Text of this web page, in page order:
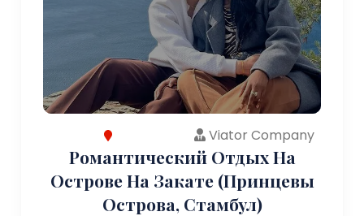
Viator Company
Романтический Отдых На
Острове На Закате (Принцевы
Острова, Стамбул)